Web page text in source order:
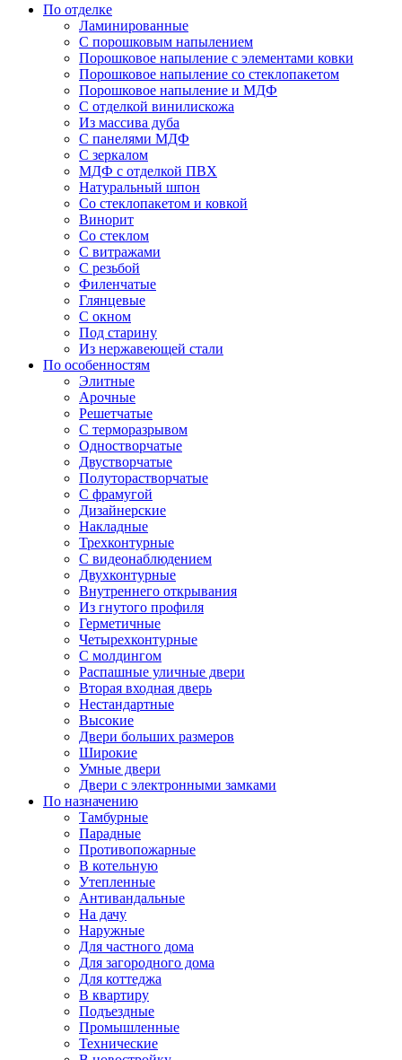
По отделке
Ламинированные
С порошковым напылением
Порошковое напыление с элементами ковки
Порошковое напыление со стеклопакетом
Порошковое напыление и МДФ
С отделкой винилискожа
Из массива дуба
С панелями МДФ
С зеркалом
МДФ с отделкой ПВХ
Натуральный шпон
Со стеклопакетом и ковкой
Винорит
Со стеклом
С витражами
С резьбой
Филенчатые
Глянцевые
С окном
Под старину
Из нержавеющей стали
По особенностям
Элитные
Арочные
Решетчатые
С терморазрывом
Одностворчатые
Двустворчатые
Полуторастворчатые
С фрамугой
Дизайнерские
Накладные
Трехконтурные
С видеонаблюдением
Двухконтурные
Внутреннего открывания
Из гнутого профиля
Герметичные
Четырехконтурные
С молдингом
Распашные уличные двери
Вторая входная дверь
Нестандартные
Высокие
Двери больших размеров
Широкие
Умные двери
Двери с электронными замками
По назначению
Тамбурные
Парадные
Противопожарные
В котельную
Утепленные
Антивандальные
На дачу
Наружные
Для частного дома
Для загородного дома
Для коттеджа
В квартиру
Подъездные
Промышленные
Технические